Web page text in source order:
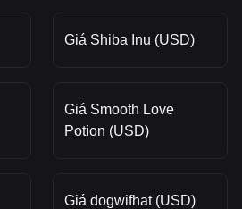
Giá Shiba Inu (USD)
Giá Smooth Love
Potion (USD)
Giá dogwifhat (USD)